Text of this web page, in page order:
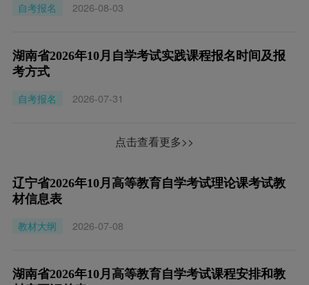
自考报名
2026-08-03
湖南省2026年10月自学考试实践课程报名时间及报
考方式
自考报名
2026-07-31
点击查看更多>>
辽宁省2026年10月高等教育自学考试理论课考试教
材信息表
教材大纲
2026-07-08
湖南省2026年10月高等教育自学考试课程安排和教